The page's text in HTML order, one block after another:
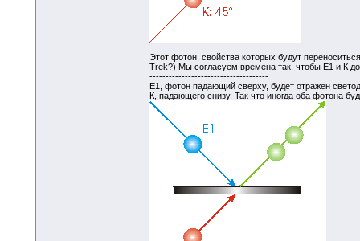
Этот фотон, свойства которых будут
Trek?) Мы согласуем времена так, чтобы Е1 и К
-------------------------------------
E1, фотон падающий сверху, будет отражен
К, падающего снизу. Так что иногда оба фотона